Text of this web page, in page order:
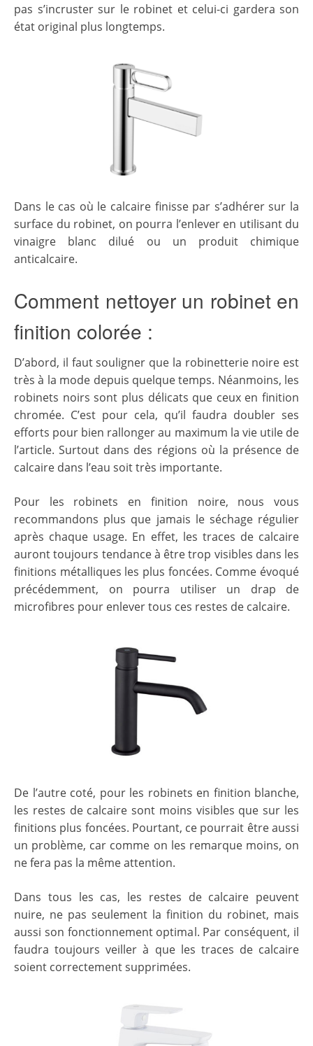
pas s’incruster sur le robinet et celui-ci gardera son
état original plus longtemps.
Dans le cas où le calcaire finisse par s’adhérer sur la
surface du robinet, on pourra l’enlever en utilisant du
vinaigre blanc dilué ou un produit chimique
anticalcaire.
Comment nettoyer un robinet en
finition colorée :
D’abord, il faut souligner que la robinetterie noire est
très à la mode depuis quelque temps. Néanmoins, les
robinets noirs sont plus délicats que ceux en finition
chromée. C’est pour cela, qu’il faudra doubler ses
efforts pour bien rallonger au maximum la vie utile de
l’article. Surtout dans des régions où la présence de
calcaire dans l’eau soit très importante.
Pour les robinets en finition noire, nous vous
recommandons plus que jamais le séchage régulier
après chaque usage. En effet, les traces de calcaire
auront toujours tendance à être trop visibles dans les
finitions métalliques les plus foncées. Comme évoqué
précédemment, on pourra utiliser un drap de
microfibres pour enlever tous ces restes de calcaire.
De l’autre coté, pour les robinets en finition blanche,
les restes de calcaire sont moins visibles que sur les
finitions plus foncées. Pourtant, ce pourrait être aussi
un problème, car comme on les remarque moins, on
ne fera pas la même attention.
Dans tous les cas, les restes de calcaire peuvent
nuire, ne pas seulement la finition du robinet, mais
aussi son fonctionnement optimal. Par conséquent, il
faudra toujours veiller à que les traces de calcaire
soient correctement supprimées.